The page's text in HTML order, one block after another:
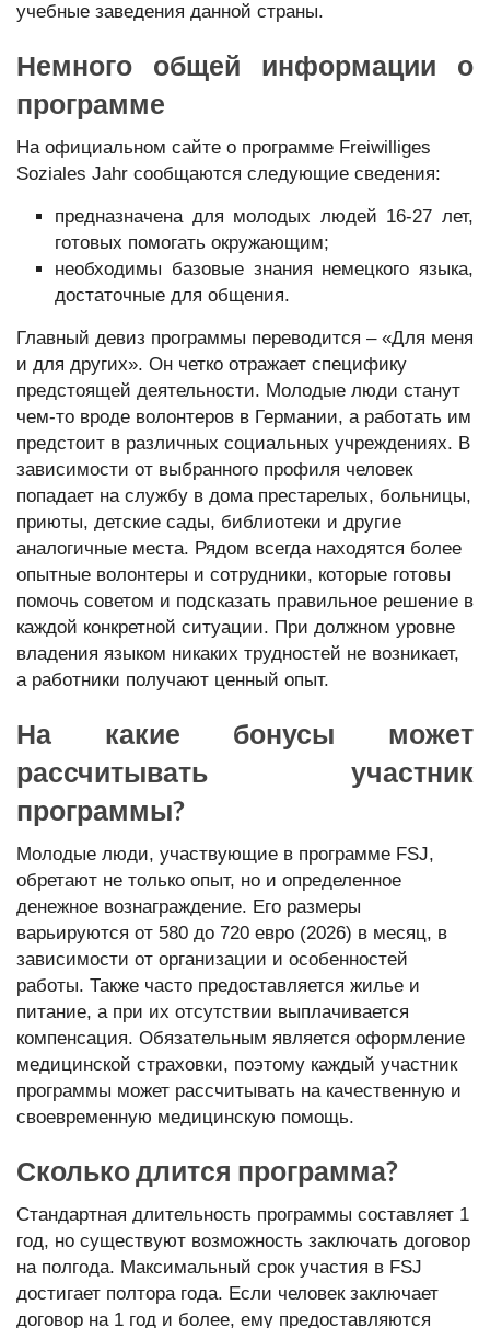
учебные заведения данной страны.
Немного общей информации о
программе
На официальном сайте о программе Freiwilliges
Soziales Jahr сообщаются следующие сведения:
предназначена для молодых людей 16-27 лет,
готовых помогать окружающим;
необходимы базовые знания немецкого языка,
достаточные для общения.
Главный девиз программы переводится – «Для меня
и для других». Он четко отражает специфику
предстоящей деятельности. Молодые люди станут
чем-то вроде волонтеров в Германии, а работать им
предстоит в различных социальных учреждениях. В
зависимости от выбранного профиля человек
попадает на службу в дома престарелых, больницы,
приюты, детские сады, библиотеки и другие
аналогичные места. Рядом всегда находятся более
опытные волонтеры и сотрудники, которые готовы
помочь советом и подсказать правильное решение в
каждой конкретной ситуации. При должном уровне
владения языком никаких трудностей не возникает,
а работники получают ценный опыт.
На какие бонусы может
рассчитывать участник
программы?
Молодые люди, участвующие в программе FSJ,
обретают не только опыт, но и определенное
денежное вознаграждение. Его размеры
варьируются от 580 до 720 евро (2026) в месяц, в
зависимости от организации и особенностей
работы. Также часто предоставляется жилье и
питание, а при их отсутствии выплачивается
компенсация. Обязательным является оформление
медицинской страховки, поэтому каждый участник
программы может рассчитывать на качественную и
своевременную медицинскую помощь.
Сколько длится программа?
Стандартная длительность программы составляет 1
год, но существуют возможность заключать договор
на полгода. Максимальный срок участия в FSJ
достигает полтора года. Если человек заключает
договор на 1 год и более, ему предоставляются